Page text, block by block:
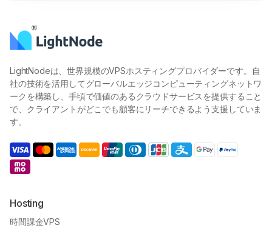
LightNodeは、世界規模のVPSホスティングプロバイダーです。自
社の技術を活用してグローバルエッジコンピューティングネットワ
ークを構築し、手頃で価値のあるクラウドサービスを提供すること
で、クライアントがどこでも顧客にリーチできるよう支援していま
Hosting